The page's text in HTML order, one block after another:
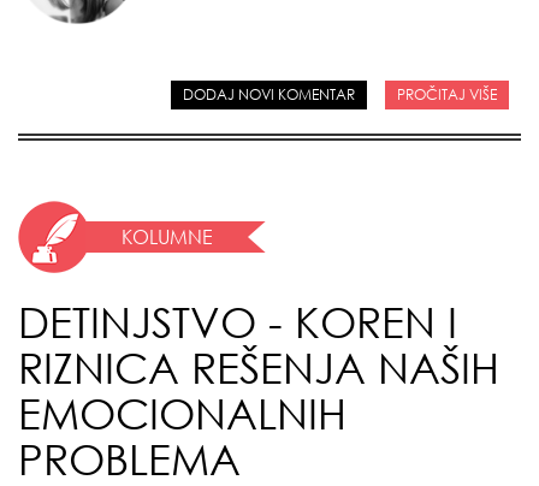
DODAJ NOVI KOMENTAR PROČITAJ VIŠE
KOLUMNE
DETINJSTVO - KOREN I
RIZNICA REŠENJA NAŠIH
EMOCIONALNIH
PROBLEMA